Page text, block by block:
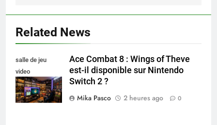
Related News
salle de jeu
video
collectionneur
Ace Combat 8 : Wings of Theve
est-il disponible sur Nintendo
Switch 2 ?
Mika Pasco
2 heures ago 0